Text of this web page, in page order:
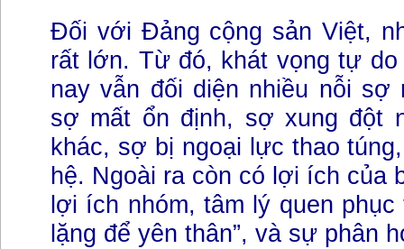
Đối với Đảng cộng sản Việt,
rất lớn. Từ đó, khát vọng tự do
nay vẫn đối diện nhiều nỗi sợ
sợ mất ổn định, sợ xung đột
khác, sợ bị ngoại lực thao
hệ. Ngoài ra còn có lợi ích của
lợi ích nhóm, tâm lý quen phục
lặng để yên thân”, và sự phân